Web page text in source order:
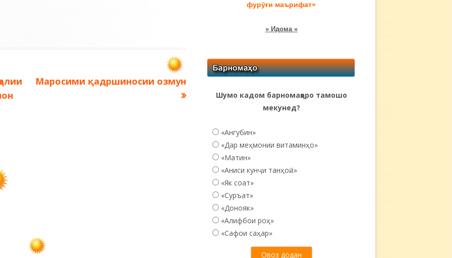
Следующая
Маросими қадршиносии озмун
фурӯғи маърифат»
» Идома «
Шумо кадом барномаҳоро тамошо
мекунед?
«Ангубин»
«Дар меҳмонии витаминҳо»
«Матин»
«Аниси кунҷи танҳоӣ...»
«Як соат»
«Суръат»
«Донояк»
«Алифбои роҳ»
«Сафои саҳар»